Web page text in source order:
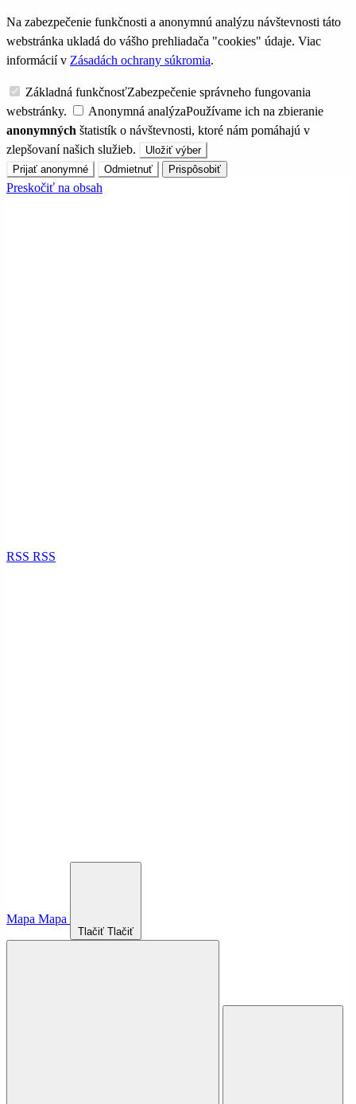
Na zabezpečenie funkčnosti a anonymnú analýzu návštevnosti táto
webstránka ukladá do vášho prehliadača "cookies" údaje. Viac
informácií v Zásadách ochrany súkromia.
Základná funkčnosťZabezpečenie správneho fungovania
webstránky.
Anonymná analýzaPoužívame ich na zbieranie
anonymných štatistík o návštevnosti, ktoré nám pomáhajú v
zlepšovaní našich služieb.
Uložiť výber
Prijať anonymné
Odmietnuť Prispôsobiť
Preskočiť na obsah
RSS RSS
Mapa Mapa
Tlačiť Tlačiť